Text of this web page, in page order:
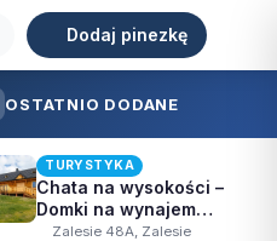
ZABYTKI Dodaj pinezkę
OSTATNIO DODANE
TURYSTYKA
Chata na wysokości –
Domki na wynajem
Mogielica, Beskid
Zalesie 48A, Zalesie